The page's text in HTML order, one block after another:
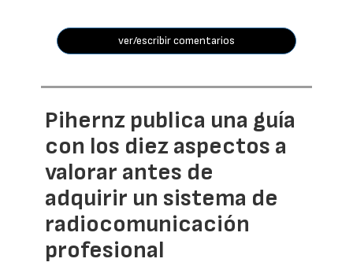
ver/escribir comentarios
Pihernz publica una guía
con los diez aspectos a
valorar antes de
adquirir un sistema de
radiocomunicación
profesional